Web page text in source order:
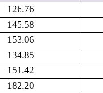
126.76
145.58
153.06
134.85
151.42
182.20